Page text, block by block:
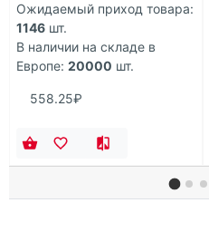
Ожидаемый приход товара:
1146 шт.
В наличии на складе в
Европе: 20000 шт.
558.25₽